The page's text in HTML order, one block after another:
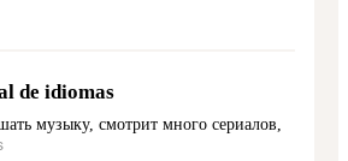
de idiomas
музыку, смотрит много сериалов,